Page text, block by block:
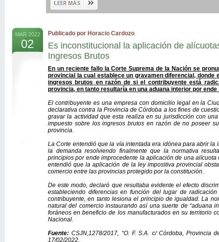
MAR 2022
02
Publicado por Horacio Cardozo
Es inconstitucional la aplicación de
Ingresos Brutos
En un reciente fallo la Corte Suprema de la Nación se
provincial la cual establece un gravamen diferencial, donde
ingresos brutos en razón de si el contribuyente está
provincia, en tanto resultaría en una aduana interior por
El contribuyente es una empresa con domicilio legal en la
declarativa contra la Provincia de Córdoba a los fines de
gravar la actividad que esta realiza en su jurisdicción con
impuesto sobre los ingresos brutos en razón de no poseer
provincia.
La Corte entendió que la vía intentada era idónea para abrir la
la demanda resolviendo finalmente que la normativa
principios por ende improcedente la aplicación de una
entendió que la aplicación de la ley impositiva provincial
comercio entre las provincias protegido por la constitución.
De este modo, declaró que resultaba evidente el efecto
estableciendo diferencias en función del lugar de
contribuyente, en tanto lesiona el principio de igualdad. La
natural del comercio instaurando así una suerte de “aduana
foráneos en beneficio de los manufacturados en su territorio
Nacional.
Fuente: CSJN,1278/2017, “O. F. S.A. c/ Córdoba, Provincia
17/02/2022.